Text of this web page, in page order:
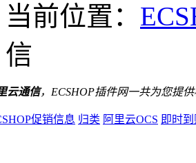
当前位置：
信
云通信，ECSHOP插件网一共为您提
促销信息 归类 阿里云OCS 即时